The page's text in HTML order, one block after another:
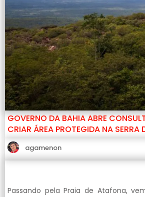
GOVERNO DA BAHIA ABRE
CRIAR ÁREA PROTEGIDA NA
agamenon
Passando pela Praia de Atafona,